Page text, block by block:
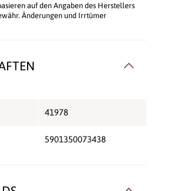
auf den Angaben des Herstellers
Änderungen und Irrtümer
41978
5901350073438